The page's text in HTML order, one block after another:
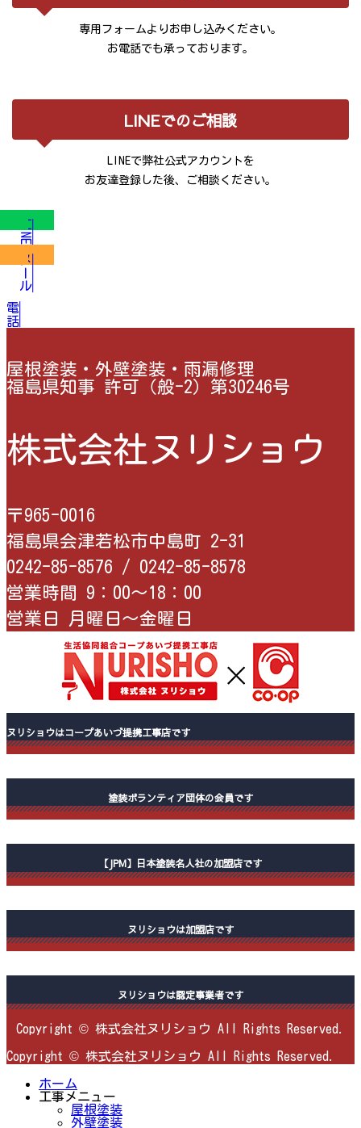
専用フォームよりお申し込みください。
お電話でも承っております。
LINEでのご相談
LINEで弊社公式アカウントを
お友達登録した後、ご相談ください。
LINE
メール
電話
屋根塗装・外壁塗装・雨漏修理
福島県知事 許可（般-2）第30246号
株式会社ヌリショウ
〒965-0016
福島県会津若松市中島町 2-31
0242-85-8576 / 0242-85-8578
営業時間 9：00〜18：00
営業日 月曜日〜金曜日
ヌリショウはコープあいづ提携工事店です
塗装ボランティア団体の会員です
【JPM】日本塗装名人社の加盟店です
ヌリショウは加盟店です
ヌリショウは認定事業者です
Copyright © 株式会社ヌリショウ All Rights Reserved.
Copyright © 株式会社ヌリショウ All Rights Reserved.
ホーム
工事メニュー
屋根塗装
外壁塗装